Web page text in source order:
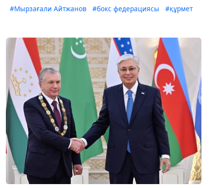
#Мырзағали Айтжанов #бокс федерациясы #құрмет